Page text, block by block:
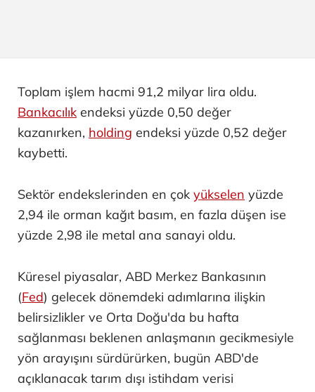
Toplam işlem hacmi 91,2 milyar lira oldu.
Bankacılık endeksi yüzde 0,50 değer
kazanırken, holding endeksi yüzde 0,52 değer
kaybetti.
Sektör endekslerinden en çok yükselen yüzde
2,94 ile orman kağıt basım, en fazla düşen ise
yüzde 2,98 ile metal ana sanayi oldu.
Küresel piyasalar, ABD Merkez Bankasının
(Fed) gelecek dönemdeki adımlarına ilişkin
belirsizlikler ve Orta Doğu'da bu hafta
sağlanması beklenen anlaşmanın gecikmesiyle
yön arayışını sürdürürken, bugün ABD'de
açıklanacak tarım dışı istihdam verisi